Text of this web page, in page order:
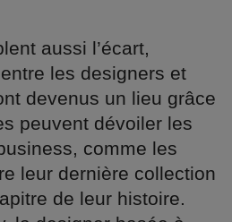
aussi l’écart,
les designers et
devenus un lieu grâce
peuvent dévoiler les
comme les
leur dernière collection
de leur histoire.